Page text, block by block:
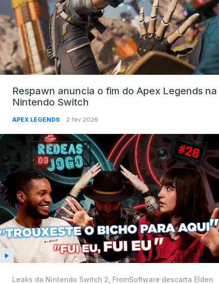
Respawn anuncia o fim do Apex Legends na
Nintendo Switch
APEX LEGENDS 2 fev 2026
Leaks da Nintendo Switch 2, FromSoftware descarta Elden